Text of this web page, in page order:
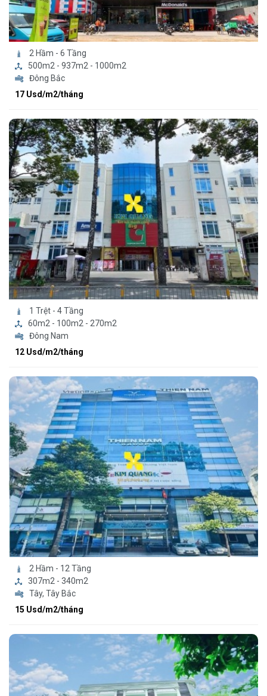
2 Hầm - 6 Tầng
500m2 - 937m2 - 1000m2
Đông Bắc
17 Usd/m2/tháng
1 Trệt - 4 Tầng
60m2 - 100m2 - 270m2
Đông Nam
12 Usd/m2/tháng
2 Hầm - 12 Tầng
307m2 - 340m2
Tây, Tây Bắc
15 Usd/m2/tháng